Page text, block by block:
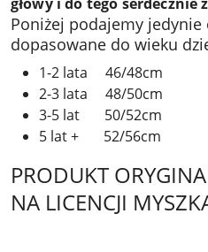
głowy i do tego serdecznie
Poniżej podajemy
dopasowane do wieku
1-2 lata 46/48cm
2-3 lata 48/50cm
3-5 lat 50/52cm
5 lat + 52/56cm
PRODUKT
NA LICENCJI